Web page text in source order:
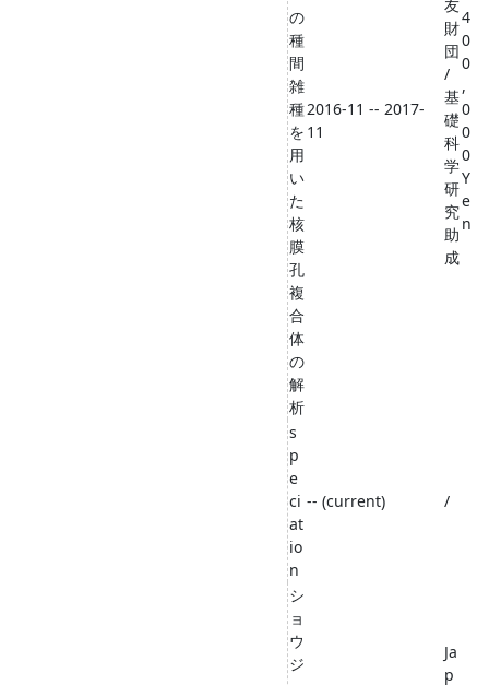
の
種
間
雑
種
を
用
い
た
核
膜
孔
複
合
体
の
解
析
2016-11 -- 2017-
11
友
財
団
/
基
礎
科
学
研
究
助
成
4
0
0
,
0
0
0
Y
e
n
s
p
e
ci
at
io
n
-- (current) /
シ
ョ
ウ
ジ
Ja
p